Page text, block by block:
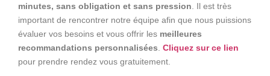
minutes, sans obligation et sans pression . Il est très
important de rencontrer notre équipe afin que nous puissions
évaluer vos besoins et vous offrir les meilleures
recommandations personnalisées Cliquez sur ce lien
pour prendre rendez vous gratuitement.